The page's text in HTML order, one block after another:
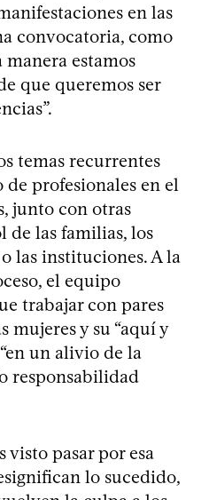
en las
convocatoria, como
manera estamos
que queremos ser
temas recurrentes
profesionales en el
junto con otras
de las familias, los
las instituciones. A la
el equipo
trabajar con pares
mujeres y su “aquí y
un alivio de la
responsabilidad
visto pasar por esa
lo sucedido,